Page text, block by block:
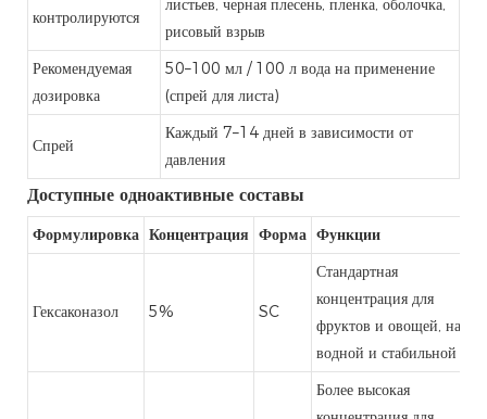
контролируются
листьев, черная плесень, пленка, оболочка,
рисовый взрыв
Рекомендуемая
дозировка
50–100 мл / 100 л вода на применение
(спрей для листа)
Спрей
Каждый 7–14 дней в зависимости от
давления
Доступные одноактивные составы
Формулировка Концентрация Форма Функции
Гексаконазол 5% SC
Стандартная
концентрация для
фруктов и овощей, на
водной и стабильной
Более высокая